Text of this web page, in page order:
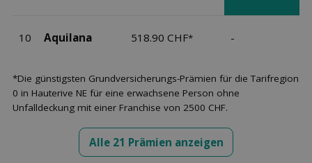
10 Aquilana 518.90 CHF* -
*Die günstigsten Grundversicherungs-Prämien für die Tarifregion
0 in Hauterive NE für eine erwachsene Person ohne
Unfalldeckung mit einer Franchise von 2500 CHF.
Alle 21 Prämien anzeigen